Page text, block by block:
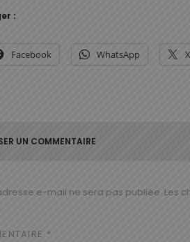
:
Facebook WhatsApp X
UN COMMENTAIRE
e-mail ne sera pas publiée. Les
*